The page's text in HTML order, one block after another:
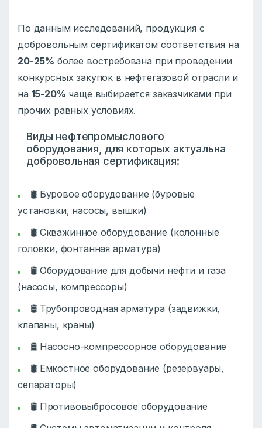
По данным исследований, продукция с
добровольным сертификатом соответствия на
20-25% более востребована при проведении
конкурсных закупок в нефтегазовой отрасли и
на 15-20% чаще выбирается заказчиками при
прочих равных условиях.
Виды нефтепромыслового
оборудования, для которых актуальна
добровольная сертификация:
🛢️ Буровое оборудование (буровые
установки, насосы, вышки)
🛢️ Скважинное оборудование (колонные
головки, фонтанная арматура)
🛢️ Оборудование для добычи нефти и газа
(насосы, компрессоры)
🛢️ Трубопроводная арматура (задвижки,
клапаны, краны)
🛢️ Насосно-компрессорное оборудование
🛢️ Емкостное оборудование (резервуары,
сепараторы)
🛢️ Противовыбросовое оборудование